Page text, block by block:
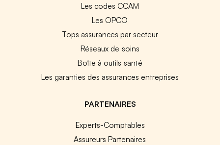
Les codes CCAM
Les OPCO
Tops assurances par secteur
Réseaux de soins
Boîte à outils santé
Les garanties des assurances entreprises
PARTENAIRES
Experts-Comptables
Assureurs Partenaires